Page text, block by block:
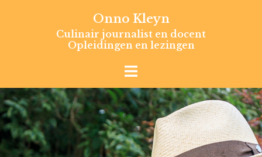
Onno Kleyn
Culinair journalist en docent
Opleidingen en lezingen